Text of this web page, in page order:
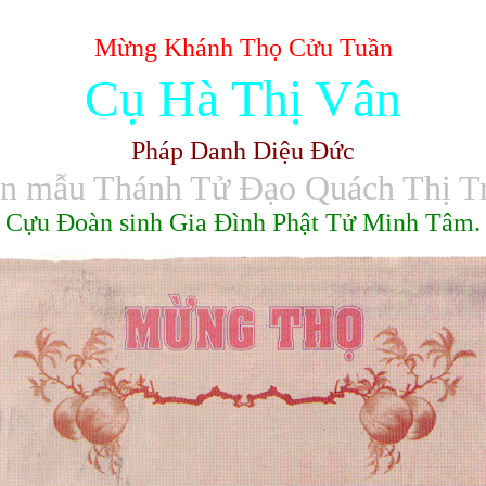
Mừng Khánh Thọ Cửu Tuần
Cụ Hà Thị Vân
Pháp Danh Diệu Ðức
mẫu Thánh Tử Ðạo Quách Thị
Cựu Ðoàn sinh Gia Ðình Phật Tử Minh Tâm.